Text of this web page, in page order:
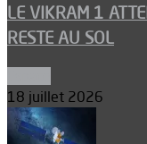
LE VIKRAM 1
RESTE AU SOL
18 juillet 2026